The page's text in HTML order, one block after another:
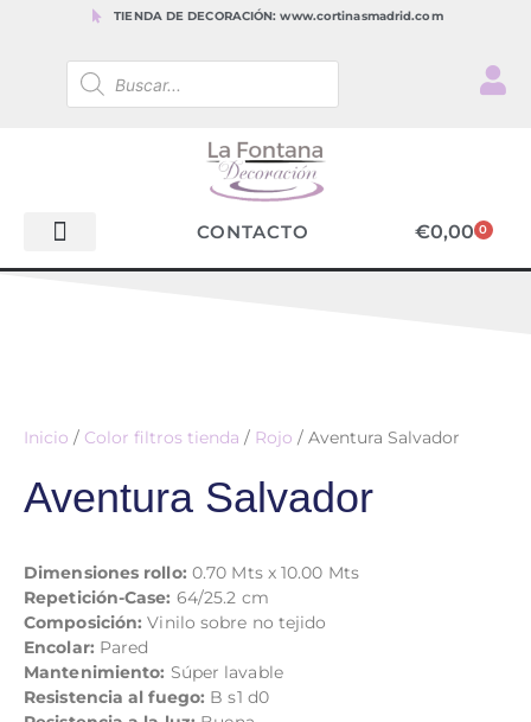
TIENDA DE DECORACIÓN: www.cortinasmadrid.com
CONTACTO €0,00 0
Inicio / Color filtros tienda / Rojo / Aventura Salvador
Aventura Salvador
Dimensiones rollo: 0.70 Mts x 10.00 Mts
Repetición-Case: 64/25.2 cm
Composición: Vinilo sobre no tejido
Encolar: Pared
Mantenimiento: Súper lavable
Resistencia al fuego: B s1 d0